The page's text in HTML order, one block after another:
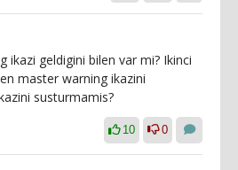
ikazi geldigini bilen var mi? Ikinci
master warning ikazini
susturmamis?
10 0